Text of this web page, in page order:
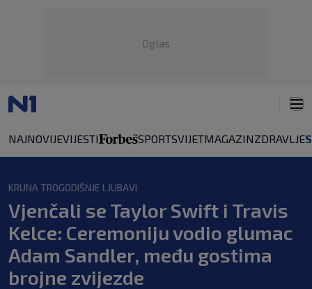
Oglas
NAJNOVIJEVIJESTI SPORTSVIJETMAGAZINZDRAVLJE
KRUNA TROGODIŠNJE LJUBAVI
Vjenčali se Taylor Swift i Travis
Kelce: Ceremoniju vodio glumac
Adam Sandler, među gostima
brojne zvijezde